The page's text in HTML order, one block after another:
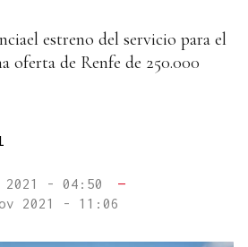
estreno del servicio para el
oferta de Renfe de 250.000
2021 - 04:50
—
2021 - 11:06